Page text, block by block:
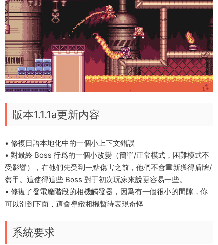
版本1.1.1a更新内容
• 修複日語本地化中的一個小上下文錯誤
• 對最終 Boss 行爲的一個小改變（簡單/正常模式，困難模式不
受影響），在他們先受到一點傷害之前，他們不會重新獲得盾牌/
盔甲。這使得這些 Boss 對于初次玩家來說更容易一些。
• 修複了發電廠階段的相機觸發器，因爲有一個很小的間隙，你
可以滑到下面，這會導緻相機暫時表現奇怪
系統要求